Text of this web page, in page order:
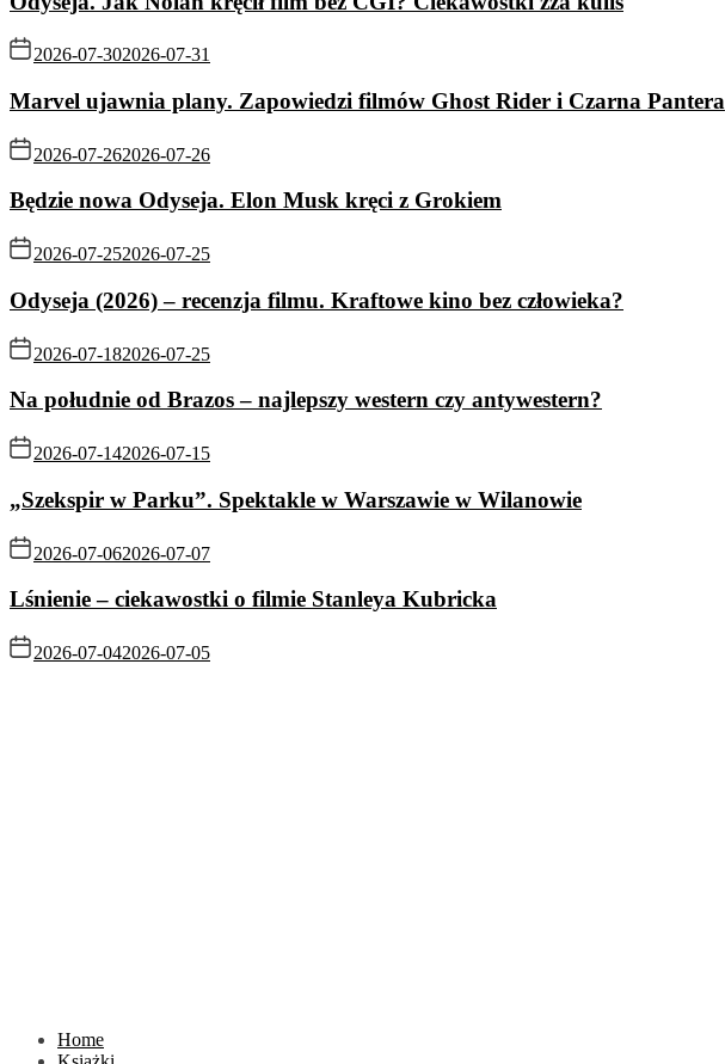
2026-07-302026-07-31
Marvel ujawnia plany. Zapowiedzi filmów Ghost Rider i Czarna Pantera
2026-07-262026-07-26
Będzie nowa Odyseja. Elon Musk kręci z Grokiem
2026-07-252026-07-25
Odyseja (2026) – recenzja filmu. Kraftowe kino bez człowieka?
2026-07-182026-07-25
Na południe od Brazos – najlepszy western czy antywestern?
2026-07-142026-07-15
„Szekspir w Parku”. Spektakle w Warszawie w Wilanowie
2026-07-062026-07-07
Lśnienie – ciekawostki o filmie Stanleya Kubricka
2026-07-042026-07-05
Home